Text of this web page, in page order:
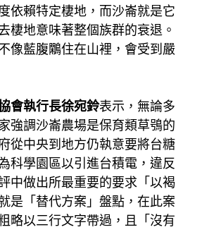
依賴特定棲地，而沙崙就是它
棲地意味著整個族群的衰退。
像藍腹鷴住在山裡，會受到嚴
會執行長徐宛鈴表示，無論多
強調沙崙農場是保育類草鴞的
從中央到地方仍執意要將台糖
科學園區以引進台積電，違反
中做出所最重要的要求「以褐
是「替代方案」盤點，在此案
略以三行文字帶過，且「沒有